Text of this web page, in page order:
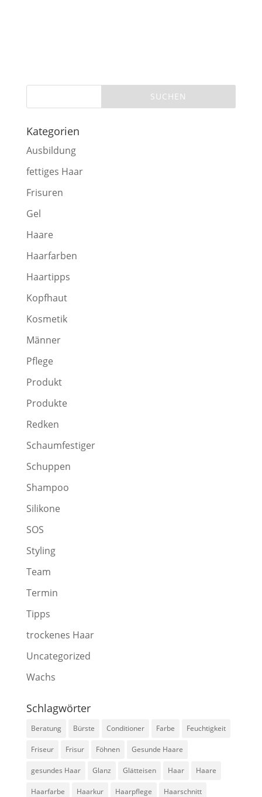
Kategorien
Ausbildung
fettiges Haar
Frisuren
Gel
Haare
Haarfarben
Haartipps
Kopfhaut
Kosmetik
Männer
Pflege
Produkt
Produkte
Redken
Schaumfestiger
Schuppen
Shampoo
Silikone
SOS
Styling
Team
Termin
Tipps
trockenes Haar
Uncategorized
Wachs
Schlagwörter
Beratung Bürste Conditioner Farbe Feuchtigkeit
Friseur Frisur Föhnen Gesunde Haare
gesundes Haar Glanz Glätteisen Haar Haare
Haarfarbe Haarkur Haarpflege Haarschnitt